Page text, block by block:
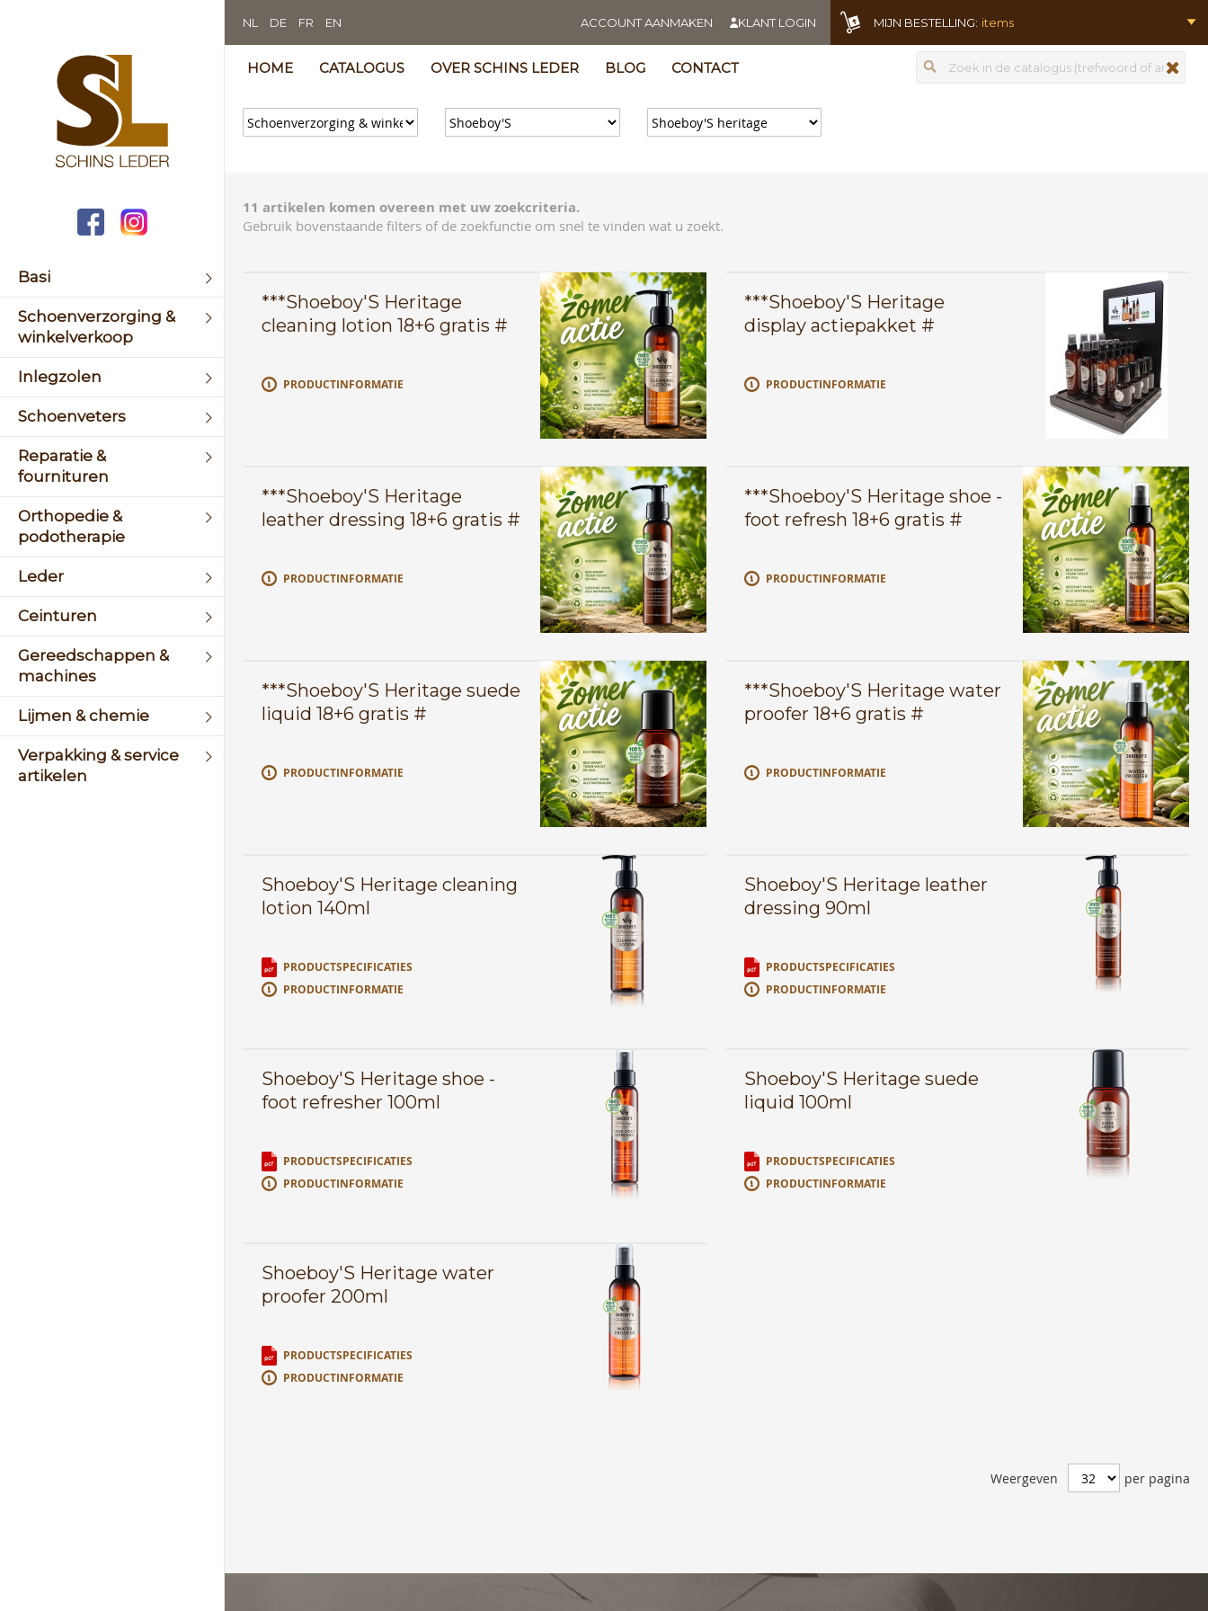
Basi
Schoenverzorging &
winkelverkoop
Inlegzolen
Schoenveters
Reparatie &
fournituren
Orthopedie &
podotherapie
Leder
Ceinturen
Gereedschappen &
machines
Lijmen & chemie
Verpakking & service
artikelen
ACCOUNT AANMAKEN KLANT LOGIN
NL DE FR EN MIJN BESTELLING: items
HOME CATALOGUS OVER SCHINS LEDER BLOG CONTACT Zoeken
11 artikelen komen overeen met uw zoekcriteria.
Gebruik bovenstaande filters of de zoekfunctie om snel te vinden wat u zoekt.
***Shoeboy'S Heritage
cleaning lotion 18+6 gratis #
PRODUCTINFORMATIE
***Shoeboy'S Heritage
display actiepakket #
PRODUCTINFORMATIE
***Shoeboy'S Heritage
leather dressing 18+6 gratis #
PRODUCTINFORMATIE
***Shoeboy'S Heritage shoe -
foot refresh 18+6 gratis #
PRODUCTINFORMATIE
***Shoeboy'S Heritage suede
liquid 18+6 gratis #
PRODUCTINFORMATIE
***Shoeboy'S Heritage water
proofer 18+6 gratis #
PRODUCTINFORMATIE
Shoeboy'S Heritage cleaning
lotion 140ml
PRODUCTSPECIFICATIES
PRODUCTINFORMATIE
Shoeboy'S Heritage leather
dressing 90ml
PRODUCTSPECIFICATIES
PRODUCTINFORMATIE
Shoeboy'S Heritage shoe -
foot refresher 100ml
PRODUCTSPECIFICATIES
PRODUCTINFORMATIE
Shoeboy'S Heritage suede
liquid 100ml
PRODUCTSPECIFICATIES
PRODUCTINFORMATIE
Shoeboy'S Heritage water
proofer 200ml
PRODUCTSPECIFICATIES
PRODUCTINFORMATIE
Weergeven per pagina